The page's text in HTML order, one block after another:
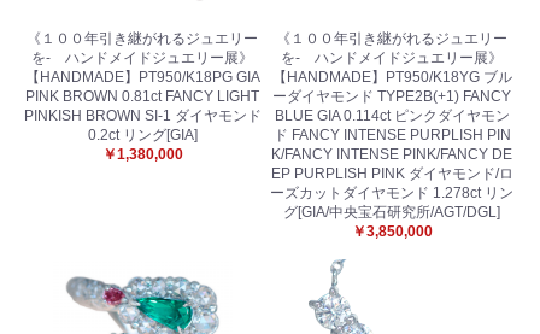
《１００年引き継がれるジュエリー
を- ハンドメイドジュエリー展》
【HANDMADE】PT950/K18PG GIA
PINK BROWN 0.81ct FANCY LIGHT
PINKISH BROWN SI-1 ダイヤモンド
0.2ct リング[GIA]
￥1,380,000
《１００年引き継がれるジュエリー
を- ハンドメイドジュエリー展》
【HANDMADE】PT950/K18YG ブル
ーダイヤモンド TYPE2B(+1) FANCY
BLUE GIA 0.114ct ピンクダイヤモン
ド FANCY INTENSE PURPLISH PIN
K/FANCY INTENSE PINK/FANCY DE
EP PURPLISH PINK ダイヤモンド/ロ
ーズカットダイヤモンド 1.278ct リン
グ[GIA/中央宝石研究所/AGT/DGL]
￥3,850,000